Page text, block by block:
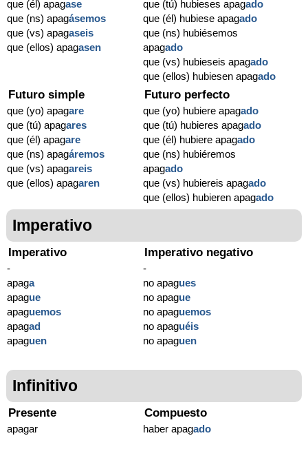
que (él) apagase
que (ns) apagásemos
que (vs) apagaseis
que (ellos) apagasen
que (tú) hubieses apagado
que (él) hubiese apagado
que (ns) hubiésemos
apagado
que (vs) hubieseis apagado
que (ellos) hubiesen apagado
Futuro simple
que (yo) apagare
que (tú) apagares
que (él) apagare
que (ns) apagáremos
que (vs) apagareis
que (ellos) apagaren
Futuro perfecto
que (yo) hubiere apagado
que (tú) hubieres apagado
que (él) hubiere apagado
que (ns) hubiéremos
apagado
que (vs) hubiereis apagado
que (ellos) hubieren apagado
Imperativo
Imperativo
-
apaga
apague
apaguemos
apagad
apaguen
Imperativo negativo
-
no apagues
no apague
no apaguemos
no apaguéis
no apaguen
Infinitivo
Presente
apagar
Compuesto
haber apagado